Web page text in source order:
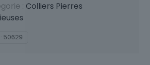
:Colliers Pierres
50629